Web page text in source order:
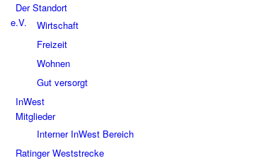
Der Standort
Wirtschaft
Freizeit
Wohnen
Gut versorgt
InWest
Mitglieder
Interner InWest Bereich
Ratinger Weststrecke